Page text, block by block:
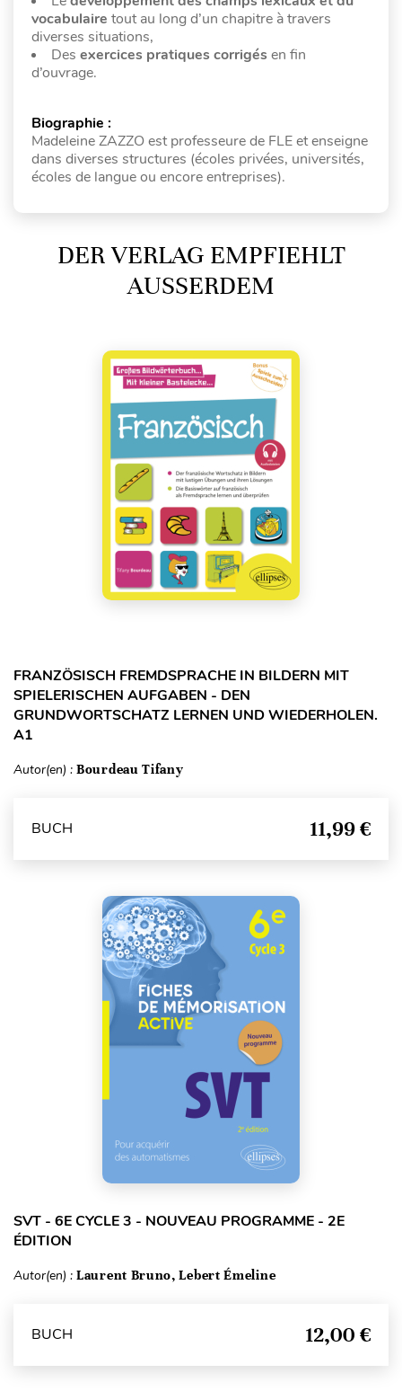
vocabulaire tout au long d’un chapitre à travers
diverses situations,
Des exercices pratiques corrigés en fin
d’ouvrage.
Biographie :
Madeleine ZAZZO est professeure de FLE et enseigne
dans diverses structures (écoles privées, universités,
écoles de langue ou encore entreprises).
DER VERLAG EMPFIEHLT
AUSSERDEM
FRANZÖSISCH FREMDSPRACHE IN BILDERN MIT
SPIELERISCHEN AUFGABEN - DEN
GRUNDWORTSCHATZ LERNEN UND WIEDERHOLEN.
A1
Autor(en) : Bourdeau Tifany
BUCH 11,99 €
SVT - 6E CYCLE 3 - NOUVEAU PROGRAMME - 2E
ÉDITION
Autor(en) : Laurent Bruno, Lebert Émeline
BUCH 12,00 €